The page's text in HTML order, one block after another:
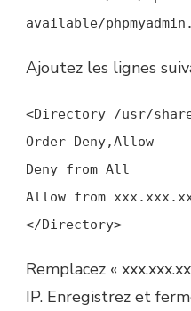
available/
Ajoutez les lignes
<Directory /usr/share/
Order Deny,Allow
Deny from All
Allow from
</Directory>
Remplacez «
IP. Enregistrez et